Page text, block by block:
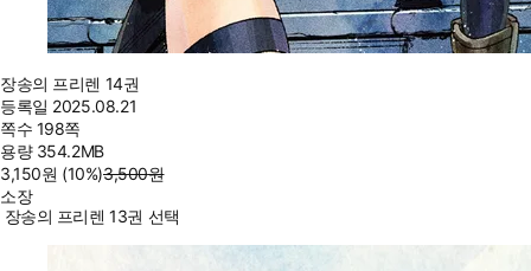
장송의 프리렌 14권
등록일 2025.08.21
쪽수 198쪽
용량 354.2MB
3,150원 (10%)3,500원
소장
장송의 프리렌 13권 선택